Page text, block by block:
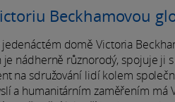
Beckhamovou
jedenáctém domě Victoria
nádherně různorodý, spojuje ji
na sdružování lidí kolem
a humanitárním zaměřením má